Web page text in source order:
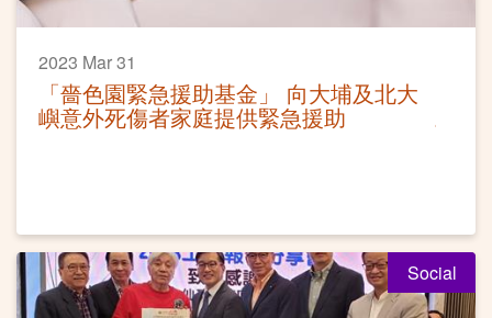
2023 Mar 31
「嗇色園緊急援助基金」 向大埔及北大
嶼意外死傷者家庭提供緊急援助
Social